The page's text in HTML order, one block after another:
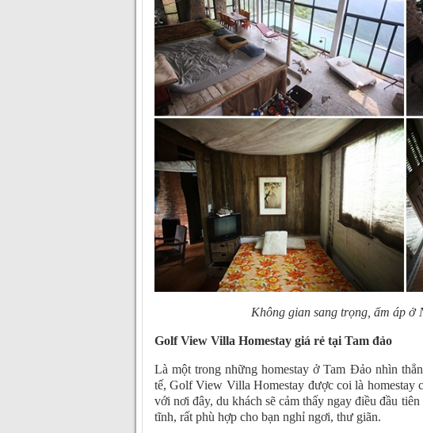
Không gian sang trọng, ấm áp ở
Golf View Villa Homestay giá rẻ tại Tam đảo
Là một trong những homestay ở Tam Đảo nhìn
tế, Golf View Villa Homestay được coi là homestay
với nơi đây, du khách sẽ cảm thấy ngay điều đầu
tĩnh, rất phù hợp cho bạn nghỉ ngơi, thư giãn.